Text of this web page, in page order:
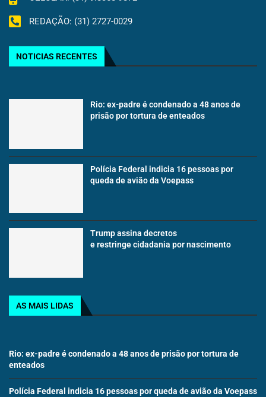
REDAÇÃO: (31) 2727-0029
NOTICIAS RECENTES
Rio: ex-padre é condenado a 48 anos de
prisão por tortura de enteados
Polícia Federal indicia 16 pessoas por
queda de avião da Voepass
Trump assina decretos
e restringe cidadania por nascimento
AS MAIS LIDAS
Rio: ex-padre é condenado a 48 anos de prisão por tortura de
enteados
Polícia Federal indicia 16 pessoas por queda de avião da Voepass